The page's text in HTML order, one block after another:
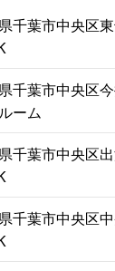
千葉市中央区
千葉市中央区
ーム
千葉市中央区
千葉市中央区